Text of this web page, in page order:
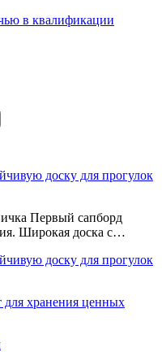
в квалификации
доску для прогулок
Первый сапборд
Широкая доска с…
доску для прогулок
для хранения ценных